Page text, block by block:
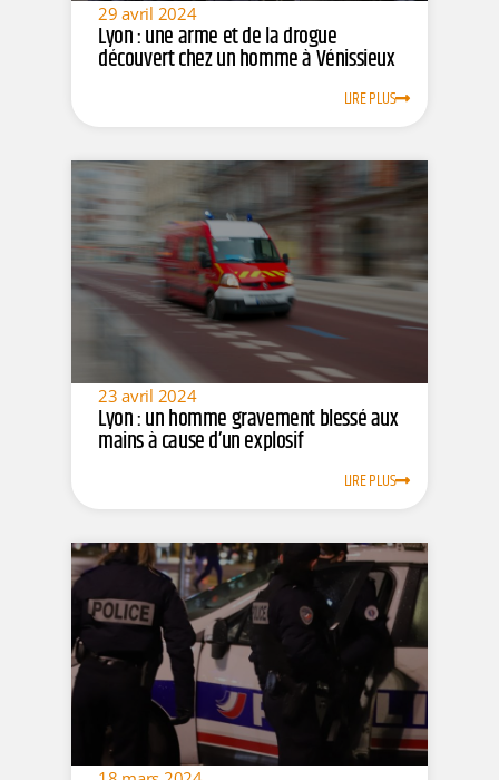
29 avril 2024
Lyon : une arme et de la drogue
découvert chez un homme à Vénissieux
LIRE PLUS
23 avril 2024
Lyon : un homme gravement blessé aux
mains à cause d’un explosif
LIRE PLUS